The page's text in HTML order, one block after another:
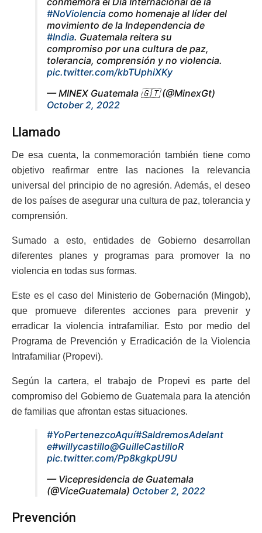
#NoViolencia como homenaje al líder del
movimiento de la Independencia de
#India. Guatemala reitera su
compromiso por una cultura de paz,
tolerancia, comprensión y no violencia.
pic.twitter.com/kbTUphiXKy
— MINEX Guatemala 🇬🇹 (@MinexGt)
October 2, 2022
Llamado
De esa cuenta, la conmemoración también tiene como
objetivo reafirmar entre las naciones la relevancia
universal del principio de no agresión. Además, el deseo
de los países de asegurar una cultura de paz, tolerancia y
comprensión.
Sumado a esto, entidades de Gobierno desarrollan
diferentes planes y programas para promover la no
violencia en todas sus formas.
Este es el caso del Ministerio de Gobernación (Mingob),
que promueve diferentes acciones para prevenir y
erradicar la violencia intrafamiliar. Esto por medio del
Programa de Prevención y Erradicación de la Violencia
Intrafamiliar (Propevi).
Según la cartera, el trabajo de Propevi es parte del
compromiso del Gobierno de Guatemala para la atención
de familias que afrontan estas situaciones.
#YoPertenezcoAquí#SaldremosAdelant
e#willycastillo@GuilleCastilloR
pic.twitter.com/Pp8kgkpU9U
— Vicepresidencia de Guatemala
(@ViceGuatemala) October 2, 2022
Prevención